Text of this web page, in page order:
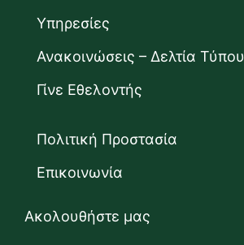
Υπηρεσίες
Ανακοινώσεις – Δελτία Τύπου
Γίνε Εθελοντής
Πολιτική Προστασία
Επικοινωνία
Ακολουθήστε μας